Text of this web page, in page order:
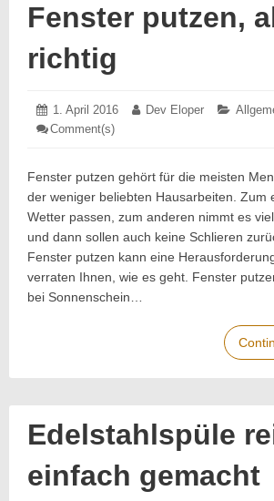
Fenster putzen,
richtig
Posted
on:
1. April 2016 Author:
Dev Eloper
Comment(s)
richtig
Fenster putzen gehört für die meisten
der weniger beliebten Hausarbeiten. Zum
Wetter passen, zum anderen nimmt es
und dann sollen auch keine Schlieren
Fenster putzen kann eine
verraten Ihnen, wie es geht. Fenster
bei Sonnenschein…
Edelstahlspüle
einfach gemacht